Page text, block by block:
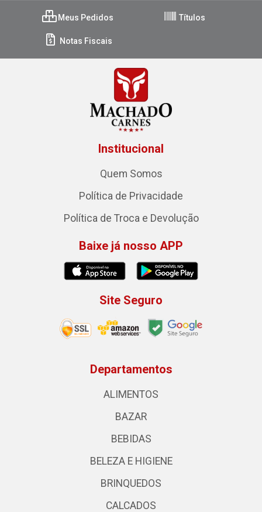
Meus Pedidos Títulos
Notas Fiscais
Institucional
Quem Somos
Política de Privacidade
Política de Troca e Devolução
Baixe já nosso APP
Site Seguro
Departamentos
ALIMENTOS
BAZAR
BEBIDAS
BELEZA E HIGIENE
BRINQUEDOS
CALCADOS